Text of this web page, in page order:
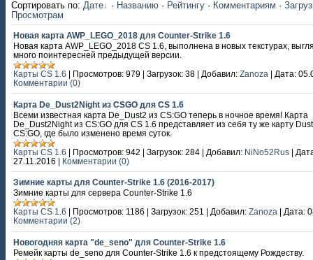
Сортировать по: Дате · Названию · Рейтингу · Комментариям ·
Просмотрам
Новая карта AWP_LEGO_2018 для Counter-Strike 1.6
Новая карта AWP_LEGO_2018 CS 1.6, выполнена в новых текстурах,
много поинтересней предыдущей версии.
Карты CS 1.6 | Просмотров: 979 | Загрузок: 38 | Добавил: Zanoza | Дата:
Комментарии (0)
Карта De_Dust2Night из CSGO для CS 1.6
Всеми известная карта De_Dust2 из CS:GO теперь в ночное время! Карта
De_Dust2Night из CS:GO для CS 1.6 представляет из себя ту же карту
CS:GO, где было изменено время суток.
Карты CS 1.6 | Просмотров: 942 | Загрузок: 284 | Добавил: NiNo52Rus |
27.11.2016 | Комментарии (0)
Зимние карты для Counter-Strike 1.6 (2016-2017)
Зимние карты для сервера Counter-Strike 1.6
Карты CS 1.6 Просмотров: 1186 Загрузок: 251 Добавил: Zanoza Дата:
Комментарии (2)
Новогодняя карта "de_seno" для Counter-Strike 1.6
Ремейк карты de_seno для Counter-Strike 1.6 к предстоящему Рождеству.